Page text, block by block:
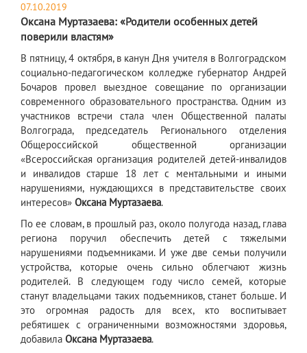
07.10.2019
Оксана Муртазаева: «Родители особенных детей
поверили властям»
​В пятницу, 4 октября, в канун Дня учителя в Волгоградском
социально-педагогическом колледже губернатор Андрей
Бочаров провел выездное совещание по организации
современного образовательного пространства. Одним из
участников встречи стала член Общественной палаты
Волгограда, председатель Регионального отделения
Общероссийской общественной организации
«Всероссийская организация родителей детей-инвалидов
и инвалидов старше 18 лет с ментальными и иными
нарушениями, нуждающихся в представительстве своих
интересов» Оксана Муртазаева.
​По ее словам, в прошлый раз, около полугода назад, глава
региона поручил обеспечить детей с тяжелыми
нарушениями подъемниками. И уже две семьи получили
устройства, которые очень сильно облегчают жизнь
родителей. В следующем году число семей, которые
станут владельцами таких подъемников, станет больше. И
это огромная радость для всех, кто воспитывает
ребятишек с ограниченными возможностями здоровья,
добавила Оксана Муртазаева.